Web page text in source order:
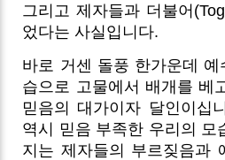
그리고 제자들과 더불어
었다는 사실입니다.
바로 거센 돌풍 한가운데 예
습으로 고물에서 배개를 베
믿음의 대가이자 달인이십
역시 믿음 부족한 우리의 모
지는 제자들의 부르짖음과